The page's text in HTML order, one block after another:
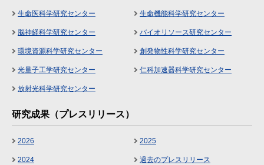
生命医科学研究センター 生命機能科学研究センター
脳神経科学研究センター バイオリソース研究センター
環境資源科学研究センター 創発物性科学研究センター
光量子工学研究センター 仁科加速器科学研究センター
放射光科学研究センター
研究成果（プレスリリース）
2026 2025
2024 過去のプレスリリース